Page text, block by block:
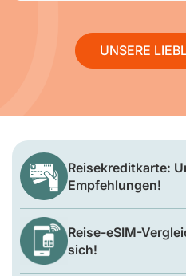
UNSERE
Reisekreditkarte:
Empfehlungen!
Reise-eSIM-
sich!